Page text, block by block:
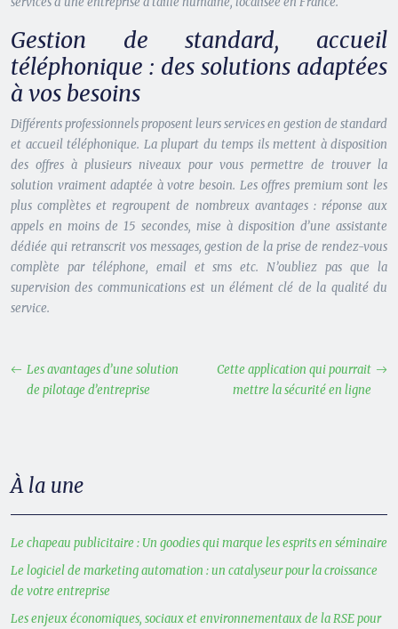
Gestion de standard, accueil
téléphonique : des solutions adaptées
à vos besoins
Différents professionnels proposent leurs services en gestion de standard
et accueil téléphonique. La plupart du temps ils mettent à disposition
des offres à plusieurs niveaux pour vous permettre de trouver la
solution vraiment adaptée à votre besoin. Les offres premium sont les
plus complètes et regroupent de nombreux avantages : réponse aux
appels en moins de 15 secondes, mise à disposition d’une assistante
dédiée qui retranscrit vos messages, gestion de la prise de rendez-vous
complète par téléphone, email et sms etc. N’oubliez pas que la
supervision des communications est un élément clé de la qualité du
service.
Les avantages d’une solution
de pilotage d’entreprise
Cette application qui pourrait
mettre la sécurité en ligne
À la une
Le chapeau publicitaire : Un goodies qui marque les esprits en séminaire
Le logiciel de marketing automation : un catalyseur pour la croissance
de votre entreprise
Les enjeux économiques, sociaux et environnementaux de la RSE pour